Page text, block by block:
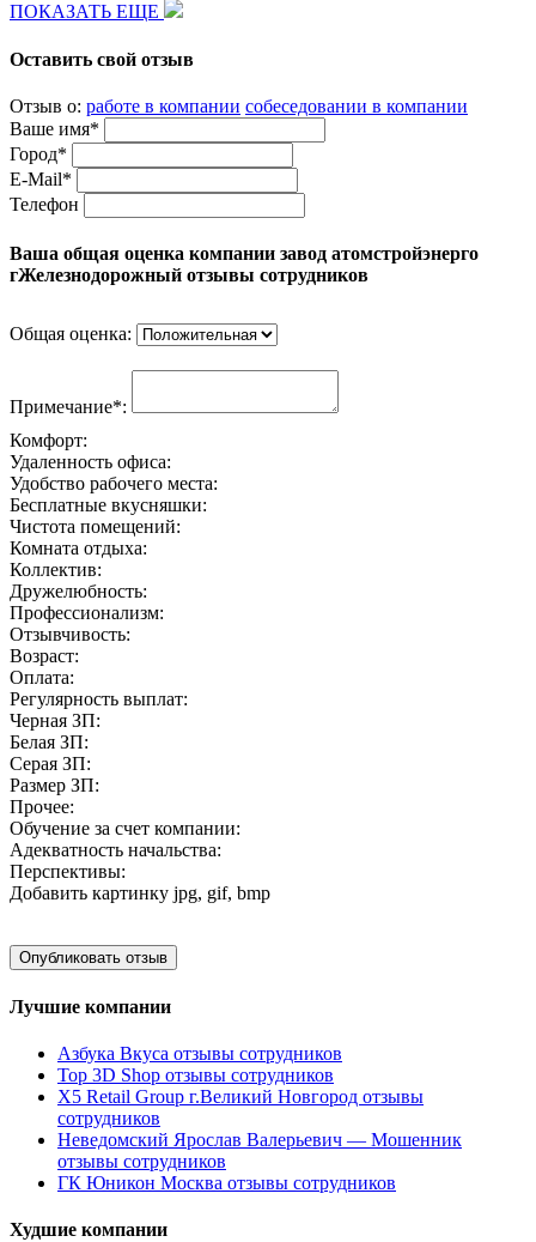
ПОКАЗАТЬ ЕЩЕ
Оставить свой отзыв
Отзыв о: работе в компании собеседовании в компании
Ваше имя*
Город*
E-Mail*
Телефон
Ваша общая оценка компании завод атомстройэнерго
гЖелезнодорожный отзывы сотрудников
Общая оценка:
Примечание*:
Комфорт:
Удаленность офиса:
Удобство рабочего места:
Бесплатные вкусняшки:
Чистота помещений:
Комната отдыха:
Коллектив:
Дружелюбность:
Профессионализм:
Отзывчивость:
Возраст:
Оплата:
Регулярность выплат:
Черная ЗП:
Белая ЗП:
Серая ЗП:
Размер ЗП:
Прочее:
Обучение за счет компании:
Адекватность начальства:
Перспективы:
Добавить картинку jpg, gif, bmp
Лучшие компании
Азбука Вкуса отзывы сотрудников
Top 3D Shop отзывы сотрудников
X5 Retail Group г.Великий Новгород отзывы
сотрудников
Неведомский Ярослав Валерьевич — Мошенник
отзывы сотрудников
ГК Юникон Москва отзывы сотрудников
Худшие компании